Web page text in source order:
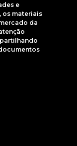
e
os materiais
da